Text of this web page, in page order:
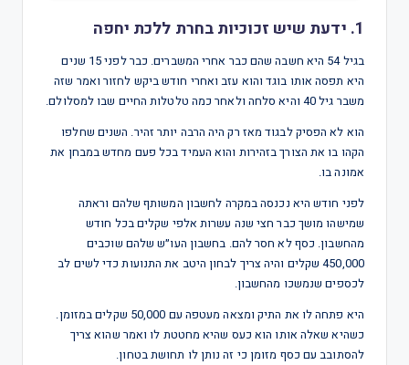
1. ידעת שיש זכוכיות בחרת ללכת יחפה
בגיל 54 היא חשבה שהם כבר אחרי המשברים. כבר לפני 15 שנים
היא תפסה אותו בוגד והוא עזב ואחרי חודש ביקש לחזור ואמר שזה
משבר גיל 40 והיא סלחה ולאחר כמה טלטלות החיים שבו למסלולם.
הוא לא הפסיק לבגוד מאז רק היה הרבה יותר זהיר. השנים שחלפו
הקהו בו את הצורך בזהירות והוא העמיד בכל פעם מחדש במבחן את
אמונה בו.
לפני חודש היא נכנסה במקרה לחשבון המשותף שלהם וראתה
שמישהו מושך כבר חצי שנה עשרות אלפי שקלים בכל חודש
מהחשבון. כסף לא חסר להם. בחשבון העו״ש שלהם שוכבים
450,000 שקלים והיה צריך לבחון היטב את התנועות כדי לשים לב
לכספים שנמשכו מהחשבון.
היא פתחה לו את התיק ומצאה מעטפה עם 50,000 שקלים במזומן.
כשהיא שאלה אותו הוא כעס שהיא מחטטת לו ואמר שהוא צריך
להסתובב עם כסף מזומן כי זה נותן לו תחושת בטחון.